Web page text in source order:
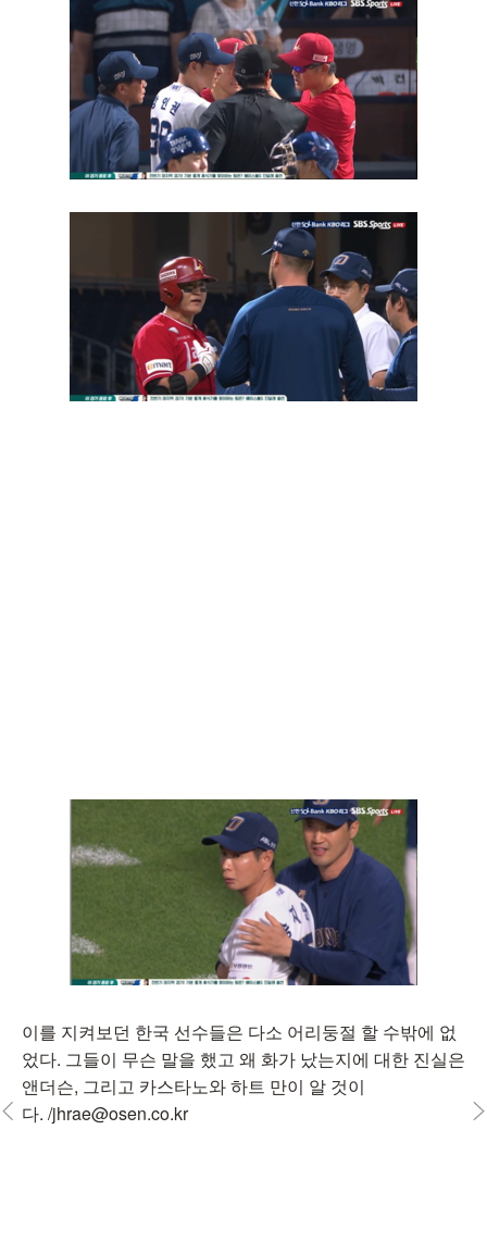
이를 지켜보던 한국 선수들은 다소 어리둥절 할 수밖에 없
었다. 그들이 무슨 말을 했고 왜 화가 났는지에 대한 진실은
앤더슨, 그리고 카스타노와 하트 만이 알 것이
다. /jhrae@osen.co.kr